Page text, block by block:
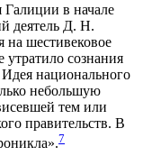
Галиции в начале
деятель Д. Н.
на шестивековое
утратило сознания
национального
небольшую
тем или
правительств. В
7